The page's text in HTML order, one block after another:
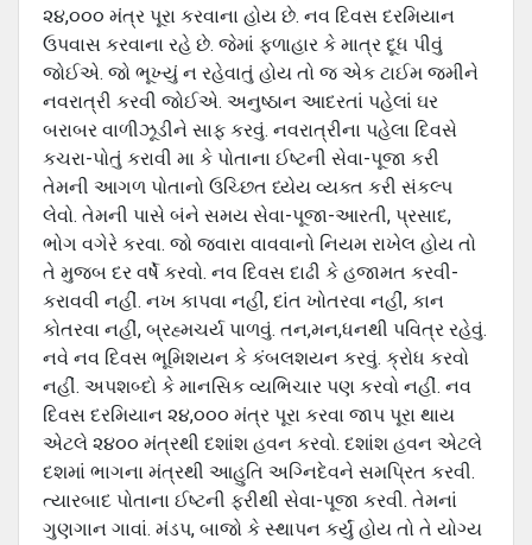
૨૪,૦૦૦ મંત્ર પૂરા કરવાના હોય છે. નવ દિવસ દરમિયાન
ઉપવાસ કરવાના રહે છે. જેમાં ફળાહાર કે માત્ર દૂધ પીવું
જોઈએ. જો ભૂખ્યું ન રહેવાતું હોય તો જ એક ટાઈમ જમીને
નવરાત્રી કરવી જોઈએ. અનુષ્ઠાન આદરતાં પહેલાં ઘર
બરાબર વાળીઝૂડીને સાફ કરવું. નવરાત્રીના પહેલા દિવસે
કચરા-પોતું કરાવી મા કે પોતાના ઈષ્ટની સેવા-પૂજા કરી
તેમની આગળ પોતાનો ઉચ્છિત ધ્યેય વ્યક્ત કરી સંકલ્પ
લેવો. તેમની પાસે બંને સમય સેવા-પૂજા-આરતી, પ્રસાદ,
ભોગ વગેરે કરવા. જો જવારા વાવવાનો નિયમ રાખેલ હોય તો
તે મુજબ દર વર્ષે કરવો. નવ દિવસ દાઢી કે હજામત કરવી-
કરાવવી નહીં. નખ કાપવા નહીં, દાંત ખોતરવા નહીં, કાન
કોતરવા નહીં, બ્રહ્મચર્ય પાળવું. તન,મન,ધનથી પવિત્ર રહેવું.
નવે નવ દિવસ ભૂમિશયન કે કંબલશયન કરવું. ક્રોધ કરવો
નહીં. અપશબ્દો કે માનસિક વ્યભિચાર પણ કરવો નહીં. નવ
દિવસ દરમિયાન ૨૪,૦૦૦ મંત્ર પૂરા કરવા જાપ પૂરા થાય
એટલે ૨૪૦૦ મંત્રથી દશાંશ હવન કરવો. દશાંશ હવન એટલે
દશમાં ભાગના મંત્રથી આહુતિ અગ્નિદેવને સમપ્રિત કરવી.
ત્યારબાદ પોતાના ઈષ્ટની ફરીથી સેવા-પૂજા કરવી. તેમનાં
ગુણગાન ગાવાં. મંડપ, બાજો કે સ્થાપન કર્યું હોય તો તે યોગ્ય